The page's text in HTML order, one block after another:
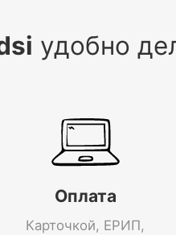
удобно
Оплата
Карточкой, ЕРИП,